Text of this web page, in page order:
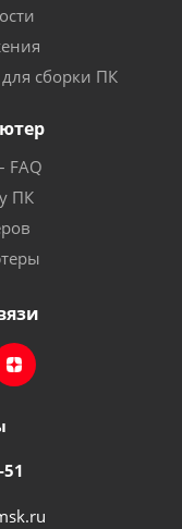
сборки ПК
FAQ
ПК